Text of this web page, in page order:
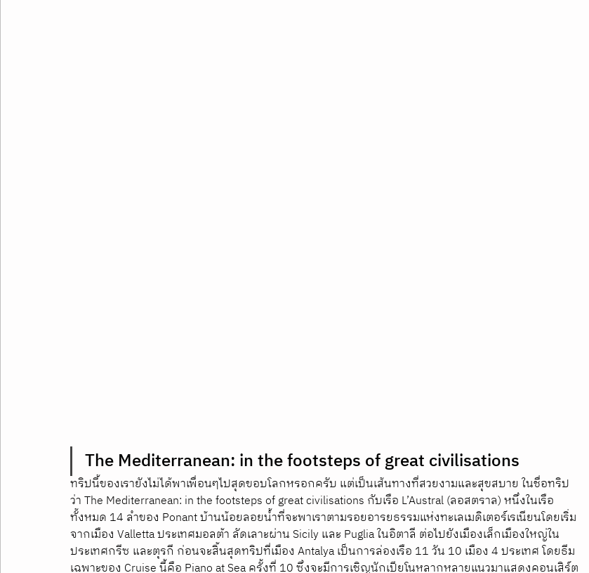
The Mediterranean: in the footsteps of great civilisations
ทริปนี้ของเรายังไม่ได้พาเพื่อนๆไปสุดขอบโลกหรอกครับ แต่เป็นเส้นทางที่สวยงามและสุขสบาย ในชื่อทริป
ว่า The Mediterranean: in the footsteps of great civilisations กับเรือ L’Austral (ลอสตราล) หนึ่งในเรือ
ทั้งหมด 14 ลำของ Ponant บ้านน้อยลอยน้ำที่จะพาเราตามรอยอารยธรรมแห่งทะเลเมดิเตอร์เรเนียนโดยเริ่ม
จากเมือง Valletta ประเทศมอลต้า ลัดเลาะผ่าน Sicily และ Puglia ในอิตาลี ต่อไปยังเมืองเล็กเมืองใหญ่ใน
ประเทศกรีซ และตุรกี ก่อนจะสิ้นสุดทริปที่เมือง Antalya เป็นการล่องเรือ 11 วัน 10 เมือง 4 ประเทศ โดยธีม
เฉพาะของ Cruise นี้คือ Piano at Sea ครั้งที่ 10 ซึ่งจะมีการเชิญนักเปียโนหลากหลายแนวมาแสดงคอนเสิร์ต